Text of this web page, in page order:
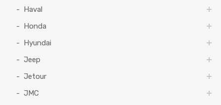
Haval
Honda
Hyundai
Jeep
Jetour
JMC